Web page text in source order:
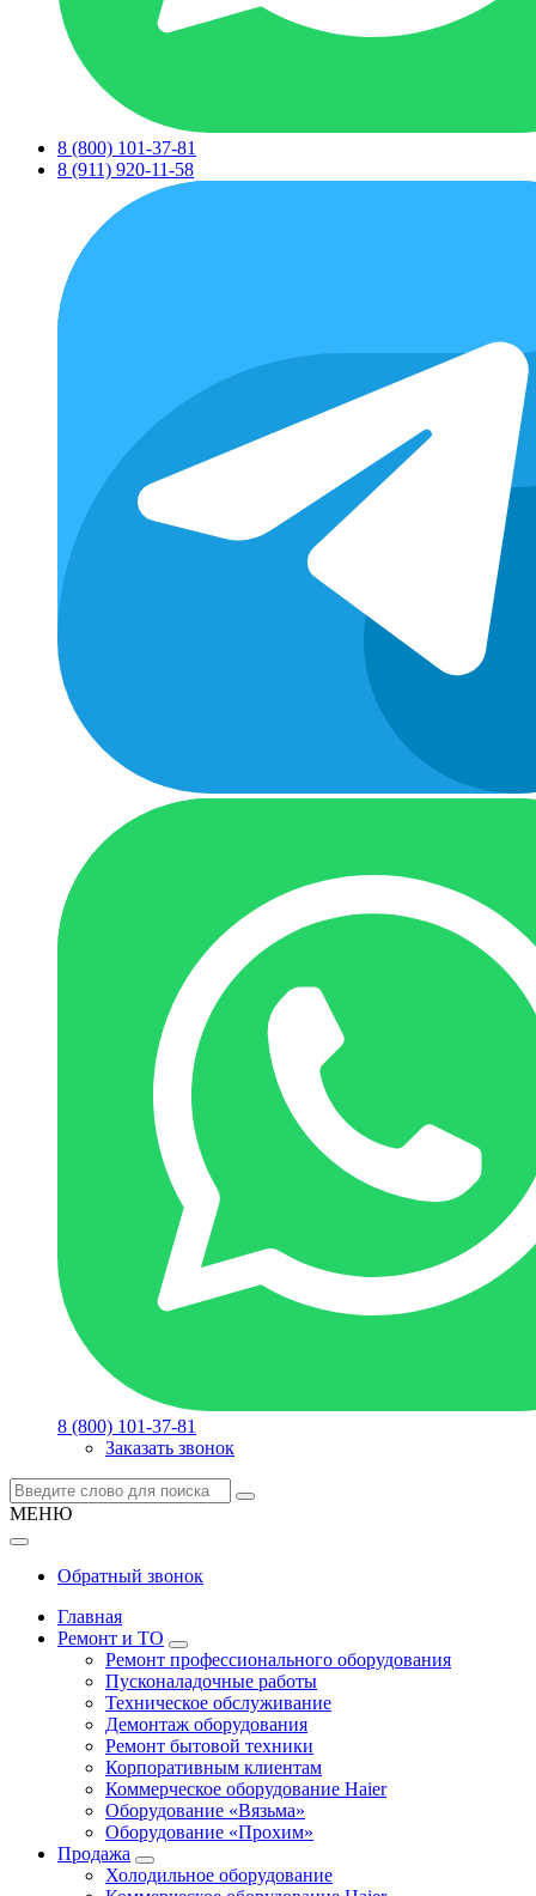
8 (800) 101-37-81
8 (911) 920-11-58
8 (800) 101-37-81
Заказать звонок
МЕНЮ
Обратный звонок
Главная
Ремонт и ТО
Ремонт профессионального оборудования
Пусконаладочные работы
Техническое обслуживание
Демонтаж оборудования
Ремонт бытовой техники
Корпоративным клиентам
Коммерческое оборудование Haier
Оборудование «Вязьма»
Оборудование «Прохим»
Продажа
Холодильное оборудование